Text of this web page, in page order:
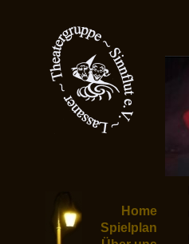
Home
Spielplan